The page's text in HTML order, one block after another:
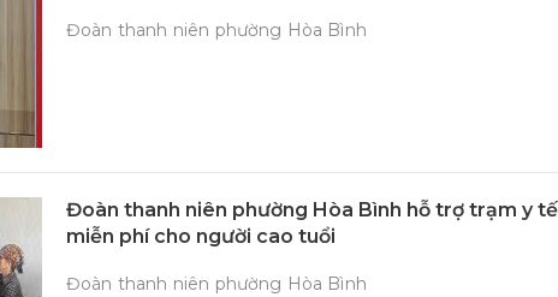
Đoàn thanh niên phường Hòa Bình
Đoàn thanh niên phường Hòa Bình hỗ trợ trạm y
miễn phí cho người cao tuổi
Đoàn thanh niên phường Hòa Bình